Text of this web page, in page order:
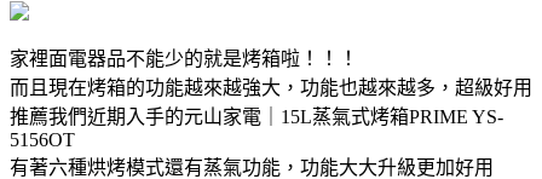
家裡面電器品不能少的就是烤箱啦！！！
而且現在烤箱的功能越來越強大，功能也越來越多，超級好用
推薦我們近期入手的元山家電｜15L蒸氣式烤箱PRIME YS-
5156OT
有著六種烘烤模式還有蒸氣功能，功能大大升級更加好用